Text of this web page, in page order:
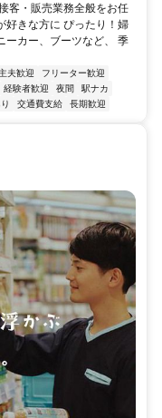
客・販売業務全般をお任
好きな方に ぴったり！婦
ーカー、ブーツなど、 季
夫歓迎
フリーター歓迎
経験者歓迎 夜間
駅ナカ
交通費支給 長期歓迎